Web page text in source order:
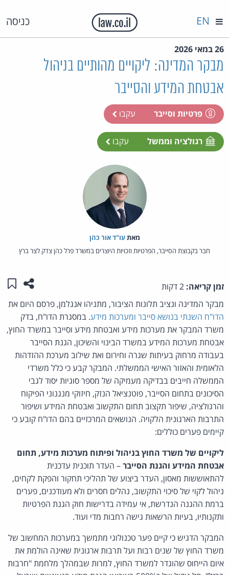
כניסה EN
26 במאי 2026
מבקר המדינה: ליקויים מהותיים בניהול
אבטחת המידע והסייבר
פרטיות וסייבר עקבו
רגולציה וממשל עקבו
מאת‏עו"ד אור כהן
חבר בקבוצת הסייבר, הפרטיות וזכויות היוצרים במשרד פרל כהן צדק לצר ברץ
זמן קריאה: שתפו
מבקר המדינה ונציב תלונות הציבור, מתניהו אנגלמן, פרסם היום את
הדו"ח השנתי בנושא סייבר ומערכות מידע. במסגרת הדו"ח, בדק
משרד המבקר את מערכות מידע ואבטחת מידע וסייבר במשרד החוץ,
אבטחת מערכות המידע במשרד הבינוי והשיכון, הגנת הסייבר
בעבודה מרחוק בעיתות שגרה וחירום ואת שילוב מערכת ההזדהות
הלאומית והאזור האישי הממשלתי. המבקר קבע כי כלל משרדי
הממשלה חייבים בבדיקה מעמיקה של מספר סוגיות יסוד לגבי
הסיכונים בתחום הסייבר, פוטנציאל הנזק, חיזוקי מנגנוני הפיקוח
והרגולציה, שיפור תקצוב תחום התקשוב ואבטחת המידע ושיפור
התרבות הארגונית הלקויה. הנושאים המרכזיים בהם הדו"ח קובע כי
קיימים פערים כוללים:
ליקויים של משרד החוץ בניהול ופיתוח מערכות מידע, תחום
אבטחת המידע והגנת הסייבר– העדר תוכנית עדכנית
להתאוששות מאסון, העדר ביצוע של תהליכי תחקור והפקת לקחים,
ניהול לקוי של סיכוי התקשוב, נהלים חסרים ולא מעודכנים, פערים
ברמת ההגנה הנדרשת, אי עמידה בדרישות חוק הגנת הפרטיות
ותקנותיו, בעיות הרשאות גישה רחבות מדי ועוד.
המבקר הדגיש כי קיים פער טכנולוגי מתמשך במערכות המחשוב של
משרד החוץ של שנים רבות ועל תרבות ארגונית שאינה הולמת את
איום הייחוס שהוגדר למשרד החוץ, למרות שבמהלך מלחמת "חרבות